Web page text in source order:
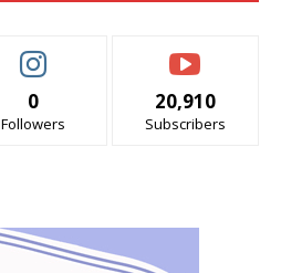
0
Followers
20,910
Subscribers